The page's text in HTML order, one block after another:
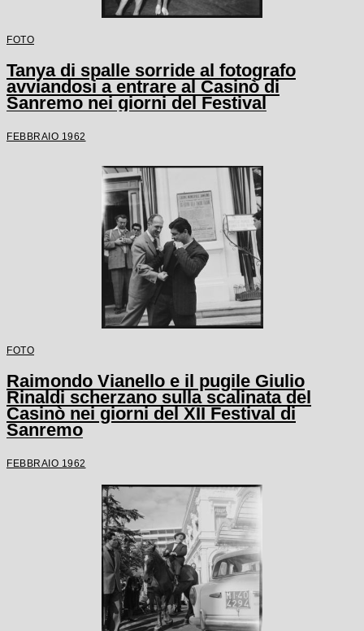
FOTO
Tanya di spalle sorride al fotografo
avviandosi a entrare al Casinò di
Sanremo nei giorni del Festival
FEBBRAIO 1962
FOTO
Raimondo Vianello e il pugile Giulio
Rinaldi scherzano sulla scalinata del
Casinò nei giorni del XII Festival di
Sanremo
FEBBRAIO 1962